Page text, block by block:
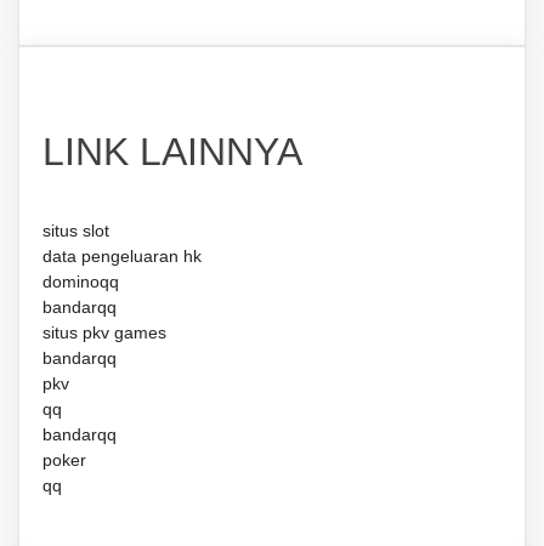
LINK LAINNYA
situs slot
data pengeluaran hk
dominoqq
bandarqq
situs pkv games
bandarqq
pkv
qq
bandarqq
poker
qq